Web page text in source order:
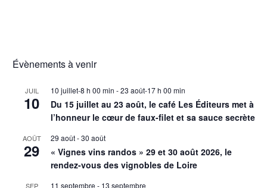
Évènements à venir
JUIL
10
10 juillet-8 h 00 min -23 août-17 h 00 min
Du 15 juillet au 23 août, le café Les Éditeurs met à
l’honneur le cœur de faux-filet et sa sauce secrète
AOÛT
29
29 août-30 août
« Vignes vins randos » 29 et 30 août 2026, le
rendez-vous des vignobles de Loire
SEP 11 septembre - 13 septembre